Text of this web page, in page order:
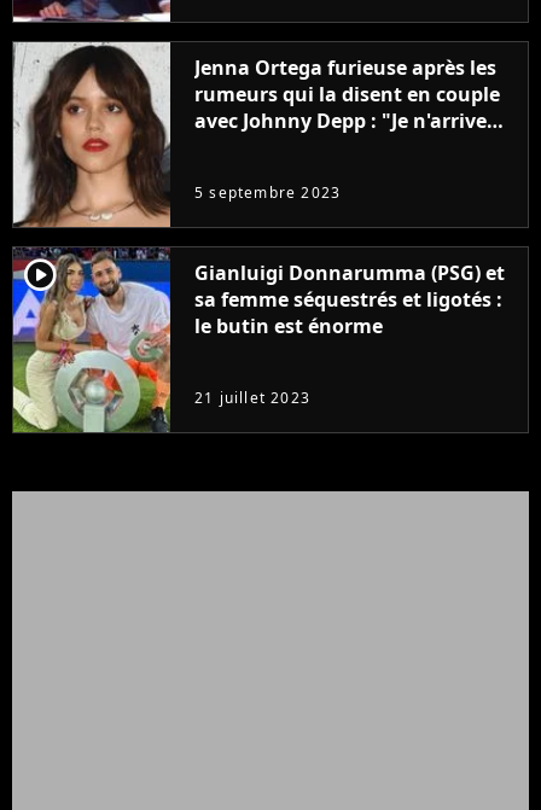
Jenna Ortega furieuse après les
rumeurs qui la disent en couple
avec Johnny Depp : "Je n'arrive
5 septembre 2023
player2
Gianluigi Donnarumma (PSG) et
sa femme séquestrés et ligotés :
le butin est énorme
21 juillet 2023